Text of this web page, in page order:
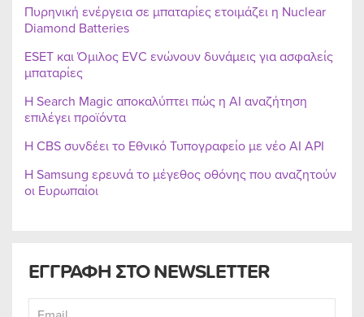
ΕΓΓΡΑΦΗ ΣΤΟ NEWSLETTER
Πυρηνική ενέργεια σε μπαταρίες ετοιμάζει η Nuclear
Diamond Batteries
ESET και Όμιλος EVC ενώνουν δυνάμεις για ασφαλείς
μπαταρίες
Η Search Magic αποκαλύπτει πώς η AI αναζήτηση
επιλέγει προϊόντα
Η CBS συνδέει το Εθνικό Τυπογραφείο με νέο AI API
Η Samsung ερευνά το μέγεθος οθόνης που αναζητούν
οι Ευρωπαίοι